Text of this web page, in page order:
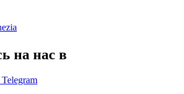
на нас в
Telegram